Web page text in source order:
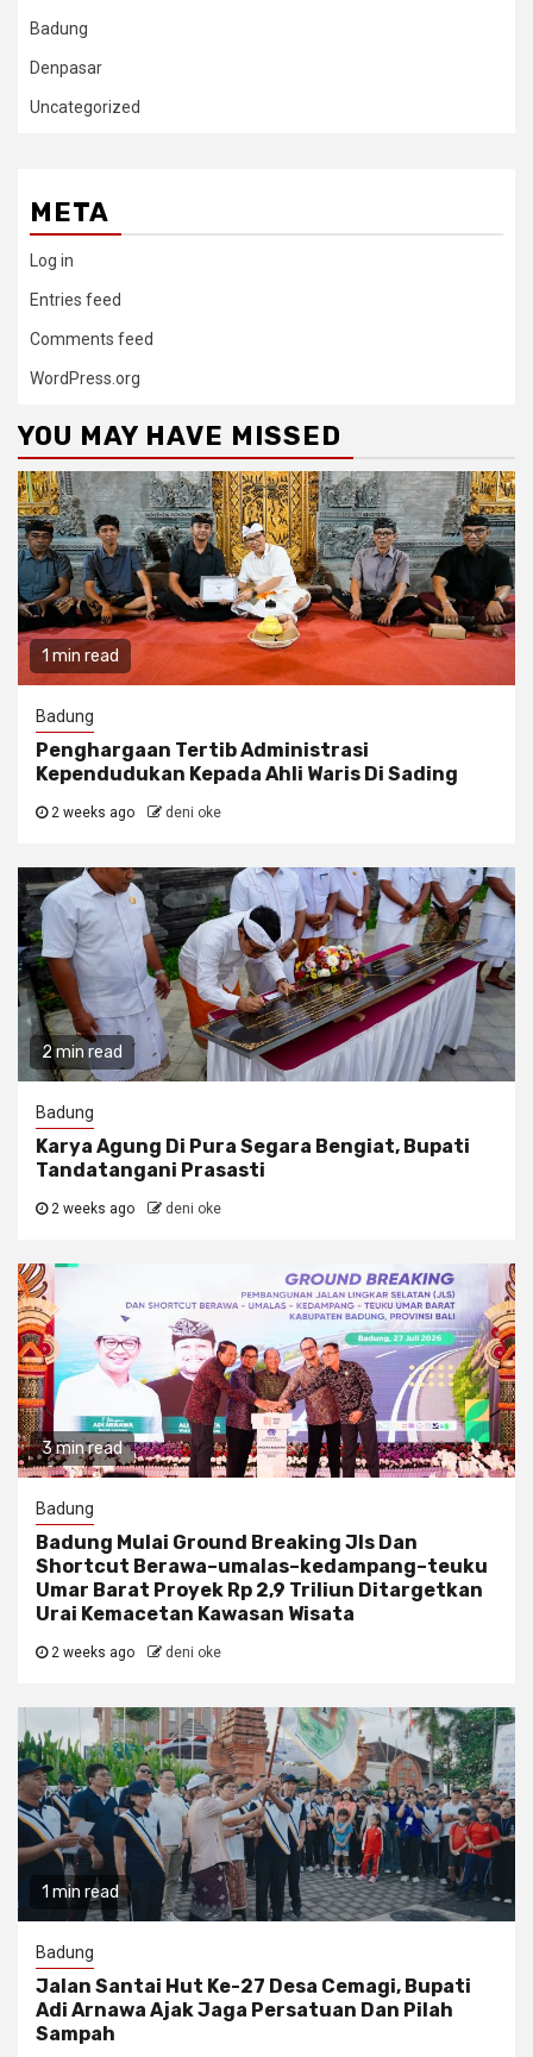
Badung
Denpasar
Uncategorized
META
Log in
Entries feed
Comments feed
WordPress.org
YOU MAY HAVE MISSED
1 min read
Badung
Penghargaan Tertib Administrasi
Kependudukan Kepada Ahli Waris Di Sading
2 weeks ago deni oke
2 min read
Badung
Karya Agung Di Pura Segara Bengiat, Bupati
Tandatangani Prasasti
2 weeks ago deni oke
3 min read
Badung
Badung Mulai Ground Breaking Jls Dan
Shortcut Berawa–umalas–kedampang–teuku
Umar Barat Proyek Rp 2,9 Triliun Ditargetkan
Urai Kemacetan Kawasan Wisata
2 weeks ago deni oke
1 min read
Badung
Jalan Santai Hut Ke-27 Desa Cemagi, Bupati
Adi Arnawa Ajak Jaga Persatuan Dan Pilah
Sampah